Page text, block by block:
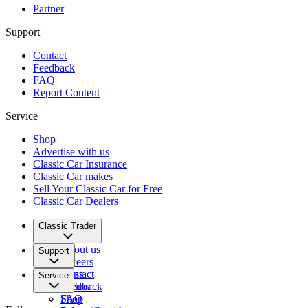
Partner
Support
Contact
Feedback
FAQ
Report Content
Service
Shop
Advertise with us
Classic Car Insurance
Classic Car makes
Sell Your Classic Car for Free
Classic Car Dealers
Classic Trader
About us
Careers
Press
Partner
Support
Contact
Feedback
FAQ
Service
Shop